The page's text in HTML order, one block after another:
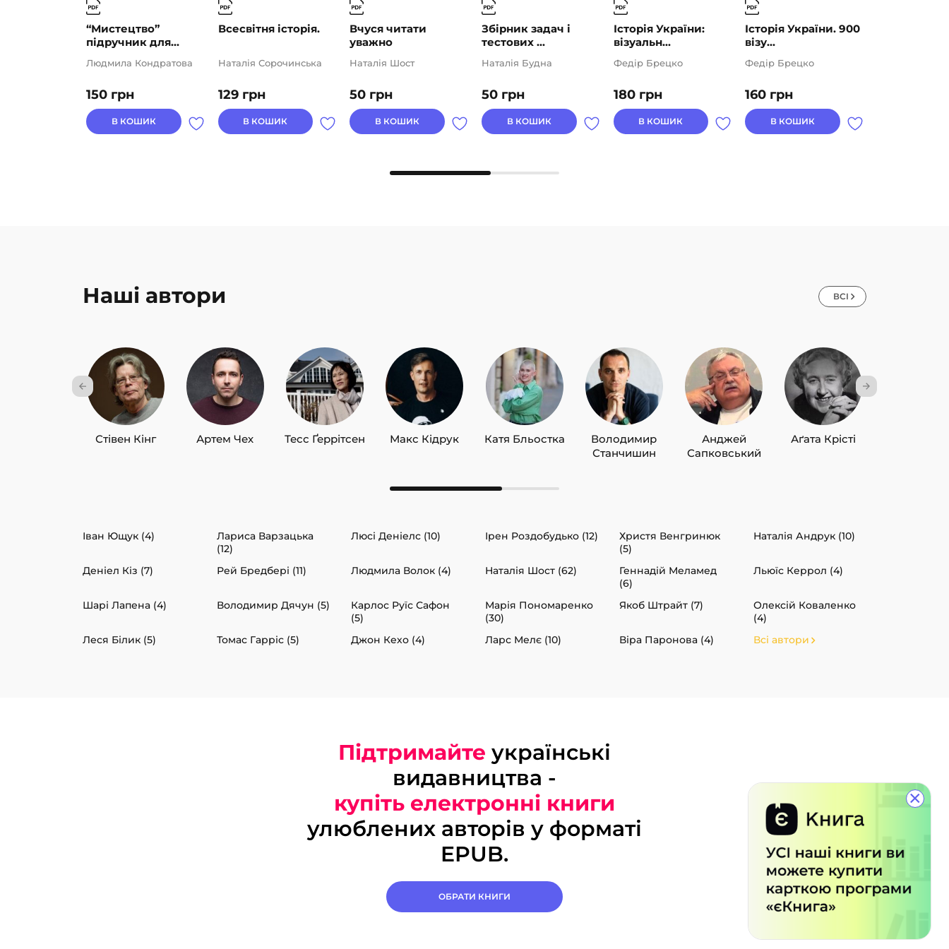
×
“Мистецтво”
підручник для...
150 грн
Людмила Кондратова
В КОШИК
Всесвітня історія.
129 грн
Наталія Сорочинська
В КОШИК
Вчуся читати
уважно
50 грн
Наталія Шост
В КОШИК
Збірник задач і
тестових ...
50 грн
Наталія Будна
В КОШИК
Історія України:
візуальн...
180 грн
Федір Брецко
В КОШИК
Історія України. 900
візу...
160 грн
Федір Брецко
В КОШИК
Наші автори ВСІ
Стівен Кінг Артем Чех Тесс Ґеррітсен Макс Кідрук Катя Бльостка
Володимир
Станчишин
Анджей
Сапковський
Аґата Крісті
Іван Ющук (4)
Лариса Варзацька
(12)
Люсі Деніелс (10) Ірен Роздобудько (12)
Христя Венгринюк
(5)
Наталія Андрук (10)
Деніел Кіз (7) Рей Бредбері (11) Людмила Волок (4) Наталія Шост (62)
Геннадій Меламед
(6)
Льюїс Керрол (4)
Шарі Лапена (4) Володимир Дячун (5)
Карлос Руїс Сафон
(5)
Марія Пономаренко
(30)
Якоб Штрайт (7)
Олексій Коваленко
(4)
Леся Білик (5)
Томас Гарріс (5) Джон Кехо (4) Ларс Мелє (10) Віра Паронова (4) Всі автори
Підтримайте українські
видавництва -
купіть електронні книги
улюблених авторів у форматі
EPUB.
ОБРАТИ КНИГИ